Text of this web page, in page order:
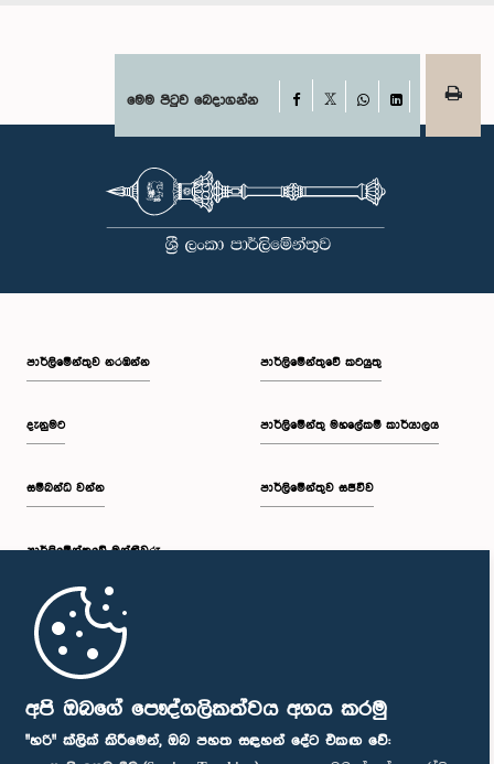
අපි ඔබගේ පෞද්ගලිකත්වය අගය කරමු
"හරි" ක්ලික් කිරීමෙන්, ඔබ පහත සඳහන් දේට එකඟ වේ:
මෙම පිටුව බෙදාගන්න Facebook
WhatsAppLinkedIn
පාර්ලි‌මේන්තුව නරඹන්න
දැනුමට
සම්බන්ධ වන්න
පාර්ලි‌මේන්තුවේ මන්ත්‍රීවරු
මුල් පිටුව
පාර්ලිමේන්තුවේ කටයුතු
පාර්ලිමේන්තු මහලේකම් කාර්යාලය
පාර්ලිමේන්තුව සජීවීව
පාර්ලිමේන්තු ජංගම යෙදුම